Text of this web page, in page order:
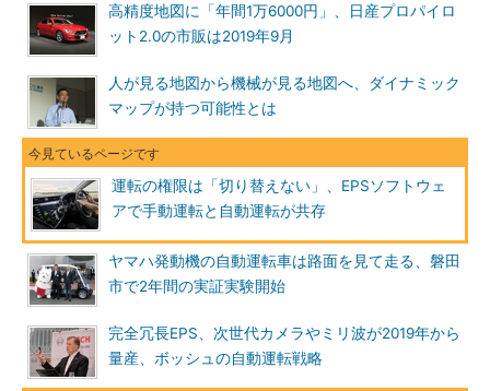
高精度地図に「年間1万6000円」、日産プロパイロ
ット2.0の市販は2019年9月
人が見る地図から機械が見る地図へ、ダイナミック
マップが持つ可能性とは
運転の権限は「切り替えない」、EPSソフトウェ
アで手動運転と自動運転が共存
ヤマハ発動機の自動運転車は路面を見て走る、磐田
市で2年間の実証実験開始
完全冗長EPS、次世代カメラやミリ波が2019年から
量産、ボッシュの自動運転戦略